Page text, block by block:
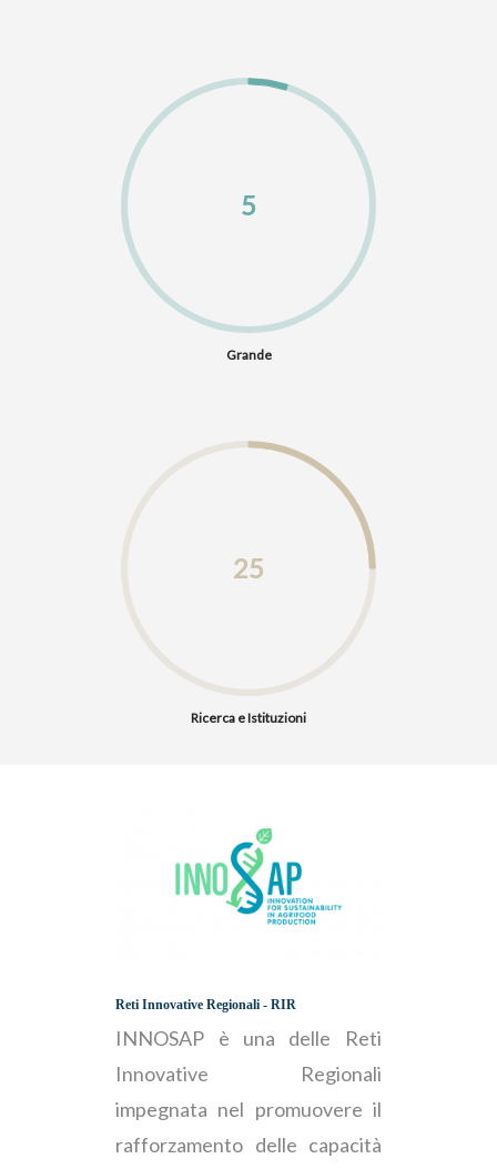
5
Grande
25
Ricerca e Istituzioni
Reti Innovative Regionali - RIR
INNOSAP è una delle Reti
Innovative Regionali
impegnata nel promuovere il
rafforzamento delle capacità